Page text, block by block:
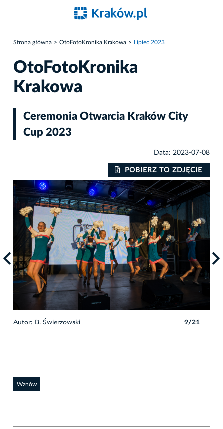
Strona główna OtoFotoKronika Krakowa Lipiec 2023
OtoFotoKronika
Krakowa
Ceremonia Otwarcia Kraków City
Cup 2023
Data: 2023-07-08
POBIERZ TO ZDJĘCIE
Autor: B. Świerzowski 9/21
Wznów